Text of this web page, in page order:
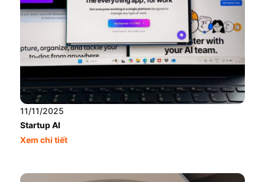
11/11/2025
Startup AI
Xem chi tiết